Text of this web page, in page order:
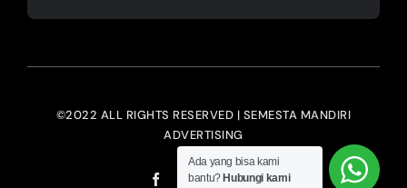
©2022 ALL RIGHTS RESERVED | SEMESTA MANDIRI
ADVERTISING
Ada yang bisa kami
bantu? Hubungi kami